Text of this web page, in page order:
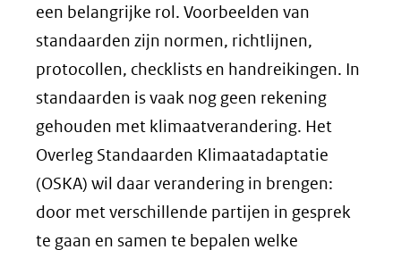
een belangrijke rol. Voorbeelden van
standaarden zijn normen, richtlijnen,
protocollen, checklists en handreikingen. In
standaarden is vaak nog geen rekening
gehouden met klimaatverandering. Het
Overleg Standaarden Klimaatadaptatie
(OSKA) wil daar verandering in brengen:
door met verschillende partijen in gesprek
te gaan en samen te bepalen welke